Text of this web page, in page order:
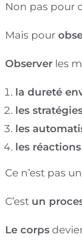
Non pas pour
Mais pour
Observer les
la dureté
les
les
les
Ce n’est pas
C’est un
Le corps